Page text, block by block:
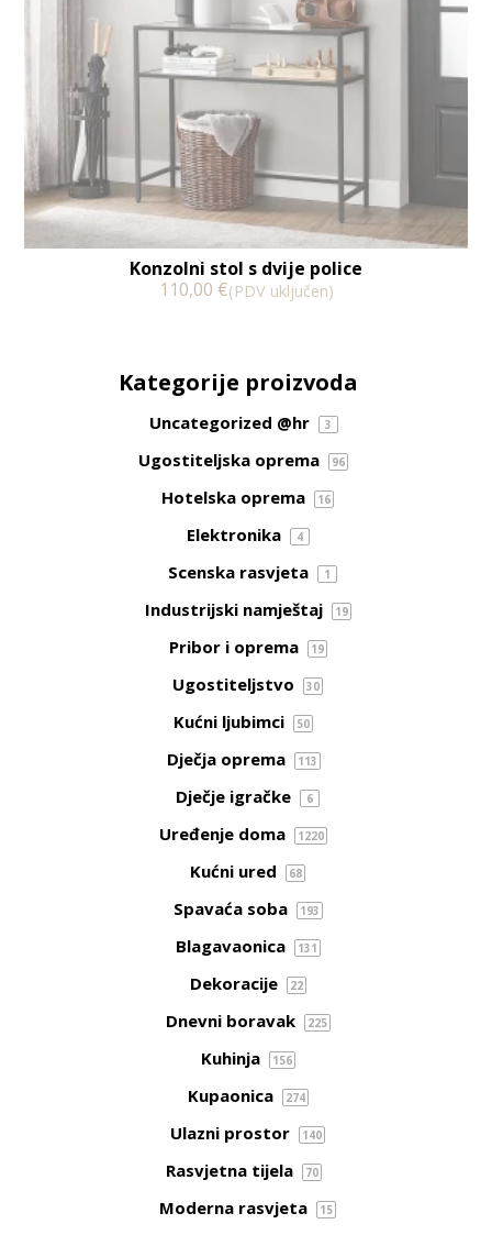
Konzolni stol s dvije police
110,00 €(PDV uključen)
Kategorije proizvoda
Uncategorized @hr 3
Ugostiteljska oprema 96
Hotelska oprema 16
Elektronika 4
Scenska rasvjeta 1
Industrijski namještaj 19
Pribor i oprema 19
Ugostiteljstvo 30
Kućni ljubimci 50
Dječja oprema 113
Dječje igračke 6
Uređenje doma 1220
Kućni ured 68
Spavaća soba 193
Blagavaonica 131
Dekoracije 22
Dnevni boravak 225
Kuhinja 156
Kupaonica 274
Ulazni prostor 140
Rasvjetna tijela 70
Moderna rasvjeta 15